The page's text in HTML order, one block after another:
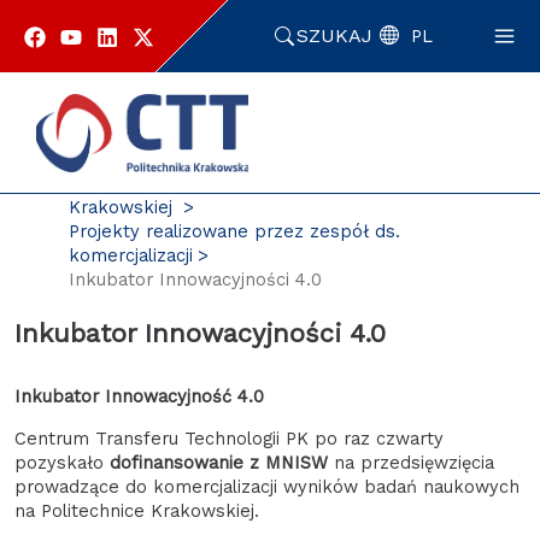
SZUKAJ PL
Strona główna
Krakowskiej
Projekty realizowane przez zespół ds.
komercjalizacji
Inkubator Innowacyjności 4.0
Inkubator Innowacyjności 4.0
Inkubator Innowacyjność 4.0
Centrum Transferu Technologii PK po raz czwarty
pozyskało dofinansowanie z MNISW na przedsięwzięcia
prowadzące do komercjalizacji wyników badań naukowych
na Politechnice Krakowskiej.